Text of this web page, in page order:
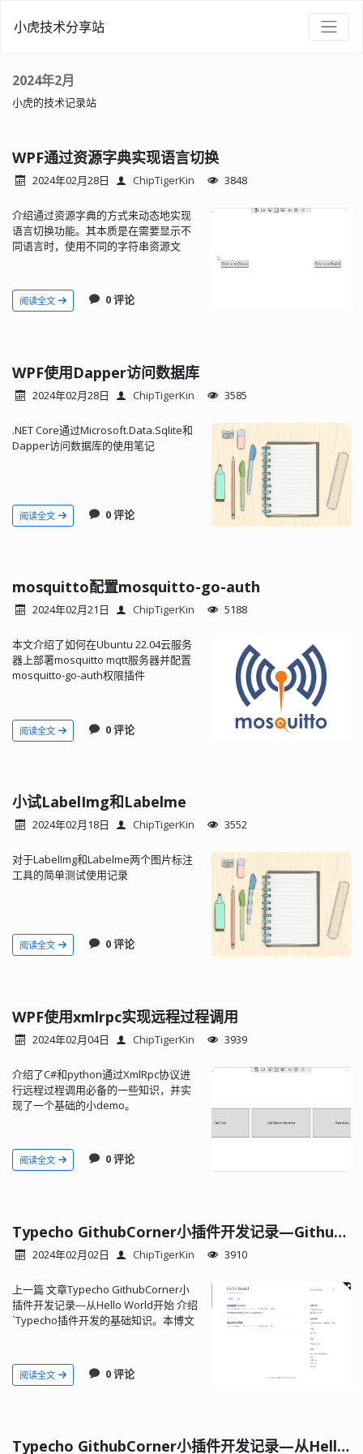
小虎技术分享站
2024年2月
小虎的技术记录站
WPF通过资源字典实现语言切换
2024年02月28日 ChipTigerKin 3848
介绍通过资源字典的方式来动态地实现
语言切换功能。其本质是在需要显示不
同语言时，使用不同的字符串资源文
阅读全文 0 评论
WPF使用Dapper访问数据库
2024年02月28日 ChipTigerKin 3585
.NET Core通过Microsoft.Data.Sqlite和
Dapper访问数据库的使用笔记
阅读全文 0 评论
mosquitto配置mosquitto-go-auth
2024年02月21日 ChipTigerKin 5188
本文介绍了如何在Ubuntu 22.04云服务
器上部署mosquitto mqtt服务器并配置
mosquitto-go-auth权限插件
阅读全文 0 评论
小试LabelImg和Labelme
2024年02月18日 ChipTigerKin 3552
对于LabelImg和Labelme两个图片标注
工具的简单测试使用记录
阅读全文 0 评论
WPF使用xmlrpc实现远程过程调用
2024年02月04日 ChipTigerKin 3939
介绍了C#和python通过XmlRpc协议进
行远程过程调用必备的一些知识，并实
现了一个基础的小demo。
阅读全文 0 评论
Typecho GithubCorner小插件开发记录—GithubCorner
2024年02月02日 ChipTigerKin 3910
上一篇 文章Typecho GithubCorner小
插件开发记录—从Hello World开始 介绍
`Typecho插件开发的基础知识。本博文
过程要点。
阅读全文 0 评论
Typecho GithubCorner小插件开发记录—从Hello World开始